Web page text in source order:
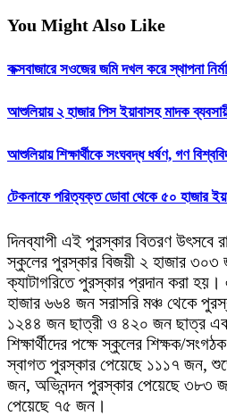
You Might Also Like
কক্সবাজারে সওজের জমি দখল করে স্থাপনা
আশুলিয়ায় ২ হাজার পিস ইয়াবাসহ মাদক
আশুলিয়ায় শিক্ষার্থীকে সংঘবদ্ধ ধর্ষণ, গণ
টেকনাফে পরিত্যক্ত ডোবা থেকে ৫০ হাজার
দিনব্যাপী এই পুরস্কার বিতরণ উৎসবে
স্কুলের পুরস্কার বিজয়ী ২ হাজার ৩০৩
ক্যাটাগরিতে পুরস্কার প্রদান করা
হাজার ৬৬৪ জন সরাসরি মঞ্চ থেকে
১২৪৪ জন ছাত্রী ও ৪২০ জন ছাত্র এবং
শিক্ষার্থীদের পক্ষে স্কুলের শিক্ষক/
স্বাগত পুরস্কার পেয়েছে ১১১৭ জন,
জন, অভিনন্দন পুরস্কার পেয়েছে ৩৮৩
পেয়েছে ৭৫ জন।